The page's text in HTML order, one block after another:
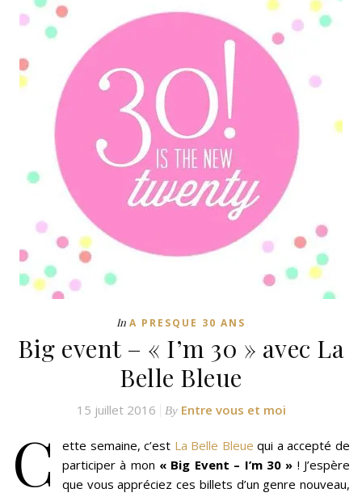
In A PRESQUE 30 ANS
Big event – « I’m 30 » avec La
Belle Bleue
15 juillet 2016 By Entre vous et moi
C ette semaine, c’est La Belle Bleue qui a accepté de
participer à mon « Big Event – I’m 30 » ! J’espère
que vous appréciez ces billets d’un genre nouveau,